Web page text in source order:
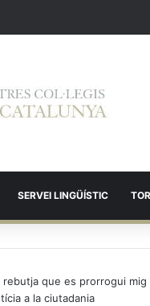
SERVEI LINGÜÍSTIC
rebutja que es prorrogui
a la ciutadania